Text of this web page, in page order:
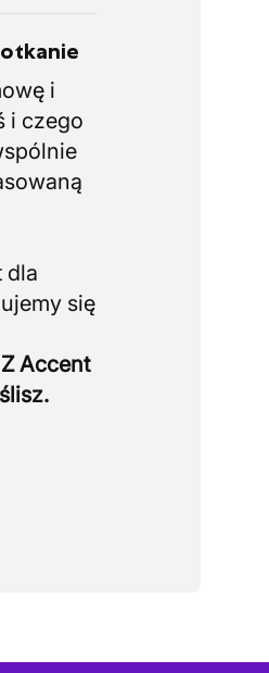
i
i czego
dla
się
Accent